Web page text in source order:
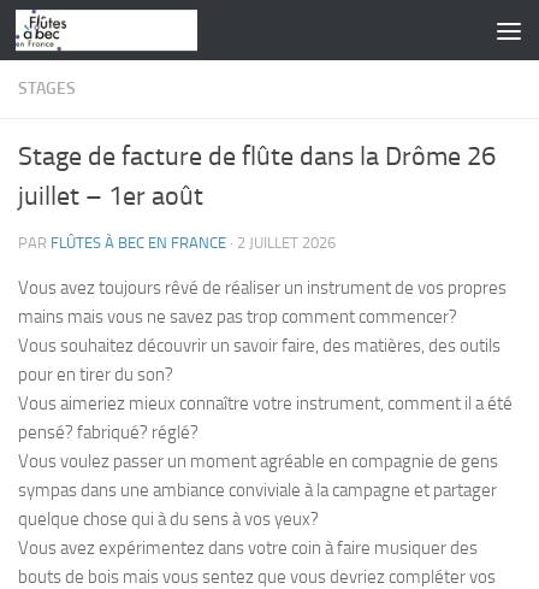
Skip to content
STAGES
Stage de facture de flûte dans la Drôme 26
juillet – 1er août
PAR FLÛTES À BEC EN FRANCE · 2 JUILLET 2026
Vous avez toujours rêvé de réaliser un instrument de vos propres
mains mais vous ne savez pas trop comment commencer?
Vous souhaitez découvrir un savoir faire, des matières, des outils
pour en tirer du son?
Vous aimeriez mieux connaître votre instrument, comment il a été
pensé? fabriqué? réglé?
Vous voulez passer un moment agréable en compagnie de gens
sympas dans une ambiance conviviale à la campagne et partager
quelque chose qui à du sens à vos yeux?
Vous avez expérimentez dans votre coin à faire musiquer des
bouts de bois mais vous sentez que vous devriez compléter vos